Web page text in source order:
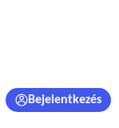
Bejelentkezés